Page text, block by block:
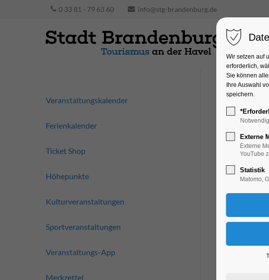
0 33 81 - 79 63 60 info@stg-brandenburg.de
Veranstaltungskalender
Ferienkalender
Ticket Shop
Höhepunkte
Kulturveranstaltungen
Sportveranstaltungen
Veranstaltungs-App
Merkzettel
Wir setzen auf
erforderlich,
Sie können
Ihre Auswahl
speichern.
Externe
Externe
YouTube
Statistik
Matomo,